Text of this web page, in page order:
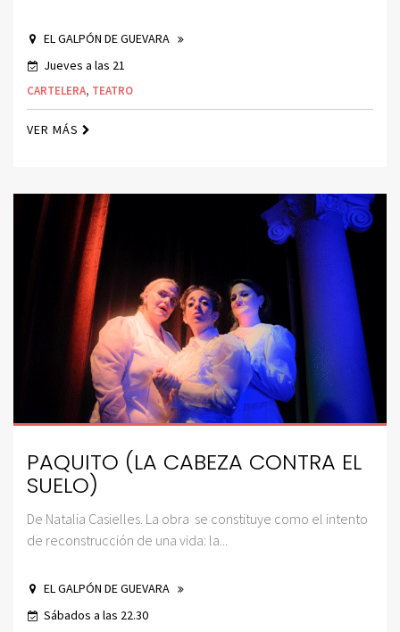
EL GALPÓN DE GUEVARA
Jueves a las 21
CARTELERA, TEATRO
VER MÁS
PAQUITO (LA CABEZA CONTRA EL
SUELO)
De Natalia Casielles. La obra se constituye como el intento
de reconstrucción de una vida: la...
EL GALPÓN DE GUEVARA
Sábados a las 22.30